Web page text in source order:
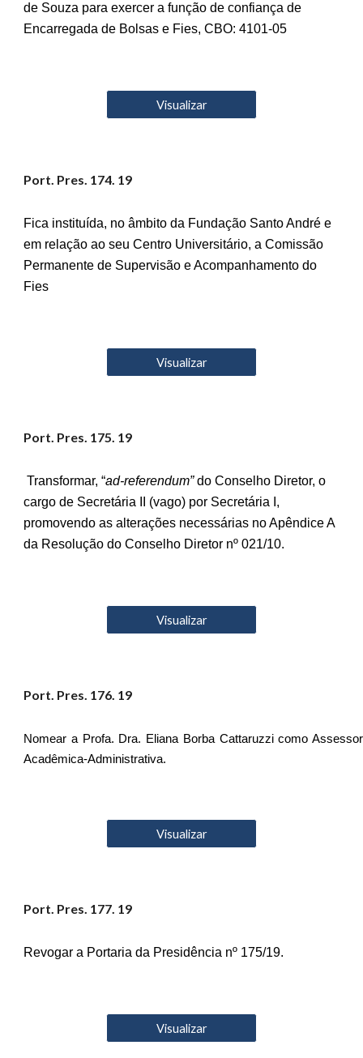
de Souza para exercer a função de confiança de
Encarregada de Bolsas e Fies, CBO: 4101-05
Visualizar
Port. Pres. 174. 19
Fica instituída, no âmbito da Fundação Santo André e
em relação ao seu Centro Universitário, a Comissão
Permanente de Supervisão e Acompanhamento do
Fies
Visualizar
Port. Pres. 175. 19
Transformar, “ad-referendum”do Conselho Diretor, o
cargo de Secretária II (vago) por Secretária I,
promovendo as alterações necessárias no Apêndice A
da Resolução do Conselho Diretor nº 021/10.
Visualizar
Port. Pres. 176. 19
Nomear a Profa. Dra. Eliana Borba Cattaruzzi como
Acadêmica-Administrativa.
Visualizar
Port. Pres. 177. 19
Revogar a Portaria da Presidência nº 175/19.
Visualizar